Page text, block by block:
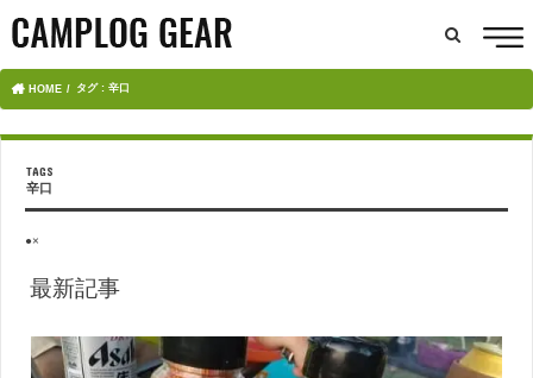
HOME タグ : 辛口
辛口
●×
最新記事